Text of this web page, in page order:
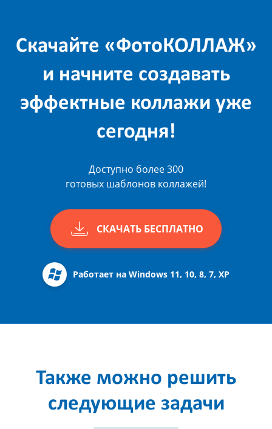
Скачайте «ФотоКОЛЛАЖ»
и начните создавать
эффектные коллажи уже
сегодня!
Доступно более 300
готовых шаблонов коллажей!
СКАЧАТЬ БЕСПЛАТНО
Работает на Windows 11, 10, 8, 7, XP
Также можно решить
следующие задачи